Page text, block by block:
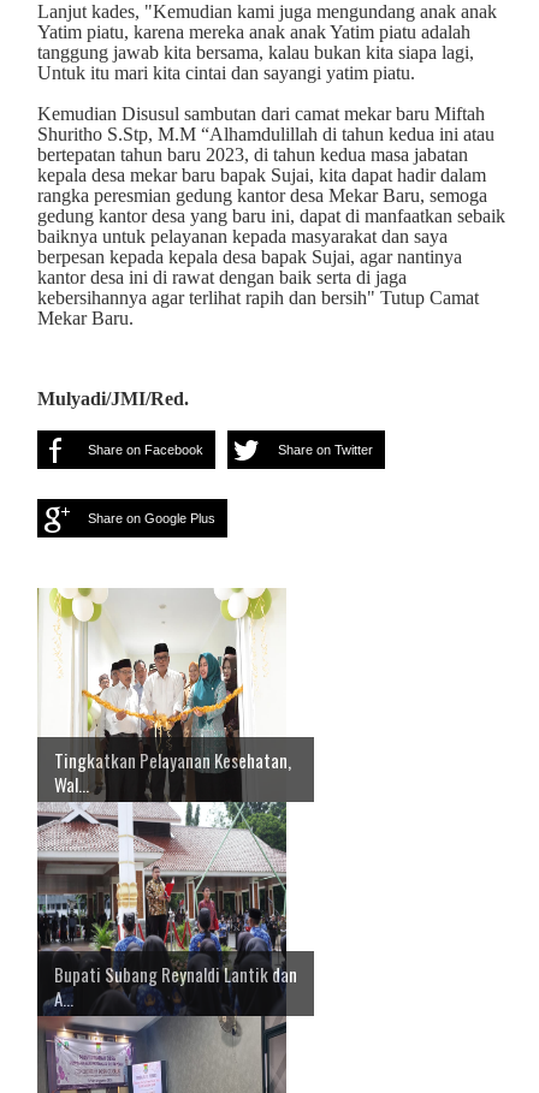
Lanjut kades, "Kemudian kami juga mengundang anak anak
Yatim piatu, karena mereka anak anak Yatim piatu adalah
tanggung jawab kita bersama, kalau bukan kita siapa lagi,
Untuk itu mari kita cintai dan sayangi yatim piatu.
Kemudian Disusul sambutan dari camat mekar baru Miftah
Shuritho S.Stp, M.M “Alhamdulillah di tahun kedua ini atau
bertepatan tahun baru 2023, di tahun kedua masa jabatan
kepala desa mekar baru bapak Sujai, kita dapat hadir dalam
rangka peresmian gedung kantor desa Mekar Baru, semoga
gedung kantor desa yang baru ini, dapat di manfaatkan sebaik
baiknya untuk pelayanan kepada masyarakat dan saya
berpesan kepada kepala desa bapak Sujai, agar nantinya
kantor desa ini di rawat dengan baik serta di jaga
kebersihannya agar terlihat rapih dan bersih" Tutup Camat
Mekar Baru.
Mulyadi/JMI/Red.
Share on Facebook Share on Twitter
Share on Google Plus
Tingkatkan Pelayanan Kesehatan,
Wal...
Bupati Subang Reynaldi Lantik dan
A...